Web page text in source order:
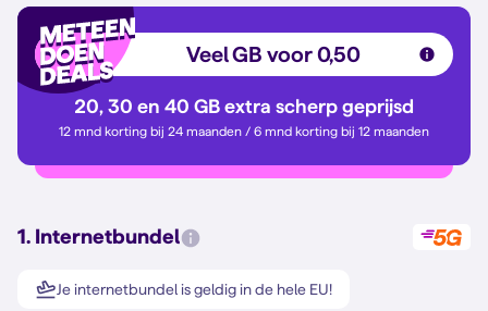
Veel GB voor 0,50
20, 30 en 40 GB extra scherp geprijsd
12 mnd korting bij 24 maanden / 6 mnd korting bij 12 maanden
1. Internetbundel
Je internetbundel is geldig in de hele EU!